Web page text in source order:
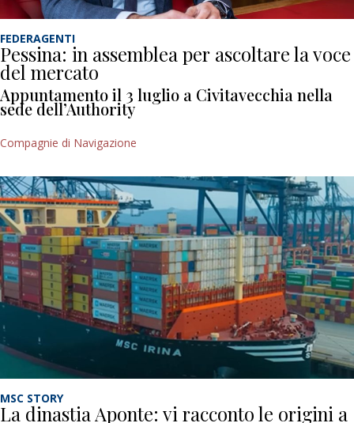
FEDERAGENTI
Pessina: in assemblea per ascoltare la voce
del mercato
Appuntamento il 3 luglio a Civitavecchia nella
sede dell’Authority
Compagnie di Navigazione
MSC STORY
La dinastia Aponte: vi racconto le origini a